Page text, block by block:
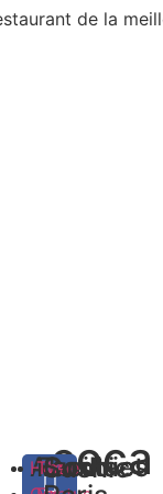
de la
About
Home
Facilities
The
Contact
Sushic